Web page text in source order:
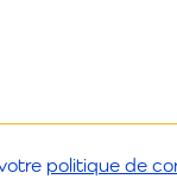
politique de